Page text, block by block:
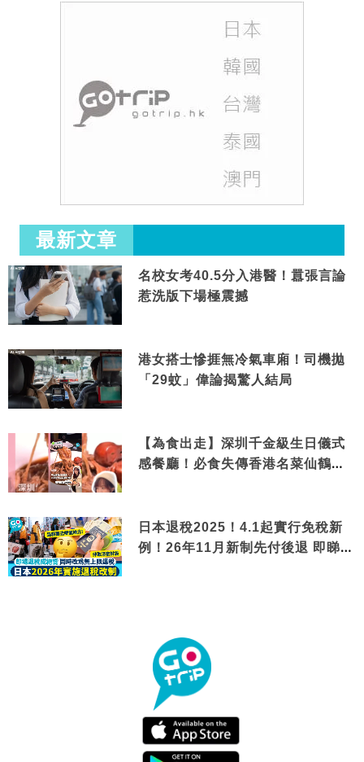
最新文章
名校女考40.5分入港醫！囂張言論
惹洗版下場極震撼
港女搭士慘捱無冷氣車廂！司機拋
「29蚊」偉論揭驚人結局
【為食出走】深圳千金級生日儀式
感餐廳！必食失傳香港名菜仙鶴神
日本退稅2025！4.1起實行免稅新
例！26年11月新制先付後退 即睇步